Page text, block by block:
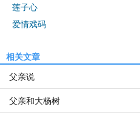
莲子心
爱情戏码
相关文章
父亲说
父亲和大杨树